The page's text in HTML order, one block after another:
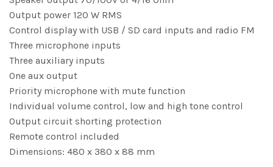
Output power 120 W RMS
Control display with USB / SD card inputs and radio FM
Three microphone inputs
Three auxiliary inputs
One aux output
Priority microphone with mute function
Individual volume control, low and high tone control
Output circuit shorting protection
Remote control included
Dimensions: 480 x 380 x 88 mm